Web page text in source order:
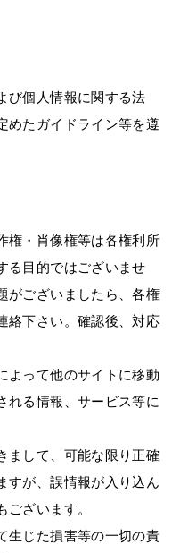
び個人情報に関する法
めたガイドライン等を遵
権・肖像権等は各権利所
る目的ではございませ
がございましたら、各権
絡下さい。確認後、対応
よって他のサイトに移動
れる情報、サービス等に
まして、可能な限り正確
すが、誤情報が入り込ん
ざいます。
生じた損害等の一切の責